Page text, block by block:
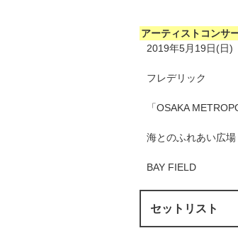
アーティストコンサ
2019年5月19日(日)
フレデリック
「OSAKA
海とのふれあい広場
BAY FIELD
セットリスト